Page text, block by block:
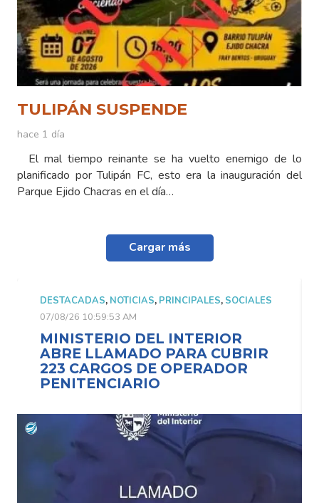
TULIPÁN SUSPENDE
hace 1 día
El mal tiempo reinante se ha vuelto enemigo de lo
planificado por Tulipán FC, esto era la inauguración del
Parque Ejido Chacras en el día…
Cargar más
DESTACADAS, NOTICIAS, PRINCIPALES, SOCIALES
07/08/26 10:59:53 AM
MINISTERIO DEL INTERIOR
ABRE LLAMADO PARA CUBRIR
223 CARGOS DE OPERADOR
PENITENCIARIO